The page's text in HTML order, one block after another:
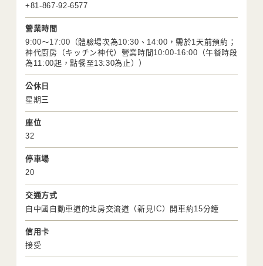
+81-867-92-6577
營業時間
9:00～17:00（體驗場次為10:30、14:00，需於1天前預約；
神代廚房（キッチン神代）營業時間10:00-16:00（午餐時段
為11:00起，點餐至13:30為止））
公休日
星期三
座位
32
停車場
20
交通方式
自中國自動車道的北房交流道（新見IC）開車約15分鐘
信用卡
接受